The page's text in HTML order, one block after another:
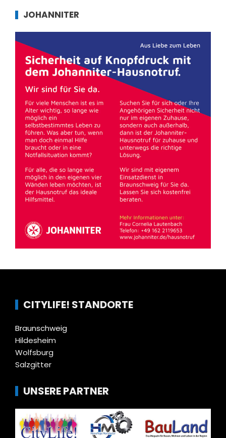
JOHANNITER
CITYLIFE! STANDORTE
Braunschweig
Hildesheim
Wolfsburg
Salzgitter
UNSERE PARTNER